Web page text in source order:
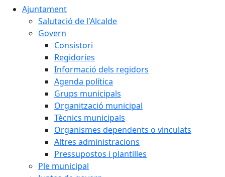
Ajuntament
Salutació de l'Alcalde
Govern
Consistori
Regidories
Informació dels regidors
Agenda política
Grups municipals
Organització municipal
Tècnics municipals
Organismes dependents o vinculats
Altres administracions
Pressupostos i plantilles
Ple municipal